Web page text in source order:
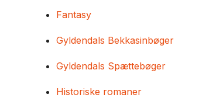
Fantasy
Gyldendals Bekkasinbøger
Gyldendals Spættebøger
Historiske romaner